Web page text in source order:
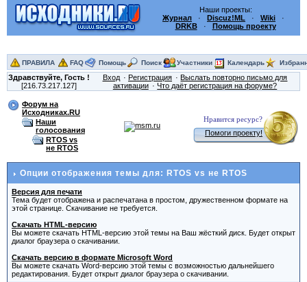
Наши проекты:
Журнал · Discuz!ML · Wiki ·
DRKB· Помощь проекту
ПРАВИЛА FAQ Помощь Поиск Участники Календарь
Здравствуйте, Гость !
[216.73.217.127]
Вход Регистрация
Выслать повторно письмо для
активации
Что даёт регистрация на форуме?
Форум на
Исходниках.RU
Наши
голосования
RTOS vs
не RTOS
Нравится ресурс?
Помоги проекту!
Опции отображения темы для: RTOS vs не RTOS
Версия для печати
Тема будет отображена и распечатана в простом, дружественном формате на
этой странице. Скачивание не требуется.
Скачать HTML-версию
Вы можете скачать HTML-версию этой темы на Ваш жёсткий диск. Будет открыт
диалог браузера о скачивании.
Скачать версию в формате Microsoft Word
Вы можете скачать Word-версию этой темы с возможностью дальнейшего
редактирования. Будет открыт диалог браузера о скачивании.